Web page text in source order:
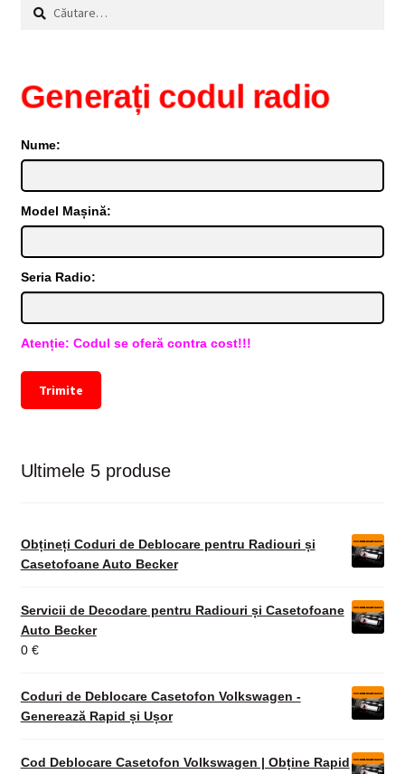
Caută
după:
Generați codul radio
Nume:
Model Mașină:
Seria Radio:
Atenție: Codul se oferă contra cost!!!
Trimite
Ultimele 5 produse
Obțineți Coduri de Deblocare pentru Radiouri și
Casetofoane Auto Becker
Servicii de Decodare pentru Radiouri și Casetofoane
Auto Becker
0 €
Coduri de Deblocare Casetofon Volkswagen -
Generează Rapid și Ușor
Cod Deblocare Casetofon Volkswagen | Obține Rapid